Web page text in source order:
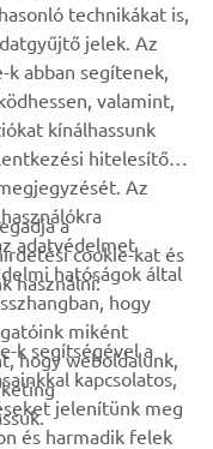
tartsa be a helyi
technikákat is,
jelek. Az
k abban segítenek,
valamint,
kínálhassunk
hitelesítő
Az
adatvédelmet
hatóságok által
hogy
miként
hogy weboldalunk,
a
cookie-kat és
használni:
k segítségével a
kapcsolatos,
jelenítünk meg
és harmadik felek